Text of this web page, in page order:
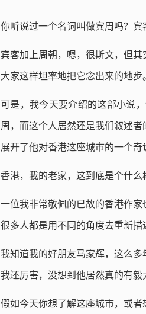
你听说过一个名词叫做宾周吗？宾
宾客加上周朝，嗯，很斯文，但
大家这样坦率地把它念出来的地步
可是，我今天要介绍的这部小说
周，而这个人居然还是我们叙述
展开了他对香港这座城市的一个奇
香港，我的老家，这到底是个什么
一位我非常敬佩的已故的香港作家
很多人都是用不同的角度去重新描
我知道我的好朋友马家辉，这么
我还厉害，没想到他居然真的有毅
假如今天你想了解这座城市，或